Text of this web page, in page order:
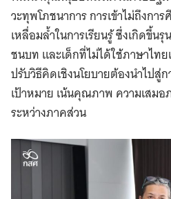
วะทุพโภชนาการ การเข้าไม่ถึงกา
เหลื่อมล้ำในการเรียนรู้ ซึ่งเกิดขึ้น
ชนบท และเด็กที่ไม่ได้ใช้ภาษาไท
ปรับวิธีคิดเชิงนโยบายต้องนำไปสู่
เป้าหมาย เน้นคุณภาพ ความเสมอ
ระหว่างภาคส่วน